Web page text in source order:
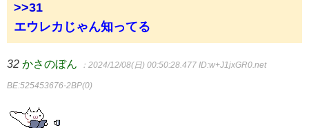
>>31
エウレカじゃん知ってる
32 かさのぼん ：2024/12/08(日) 00:50:28.477 ID:w+J1jxGR0.net
BE:525453676-2BP(0)